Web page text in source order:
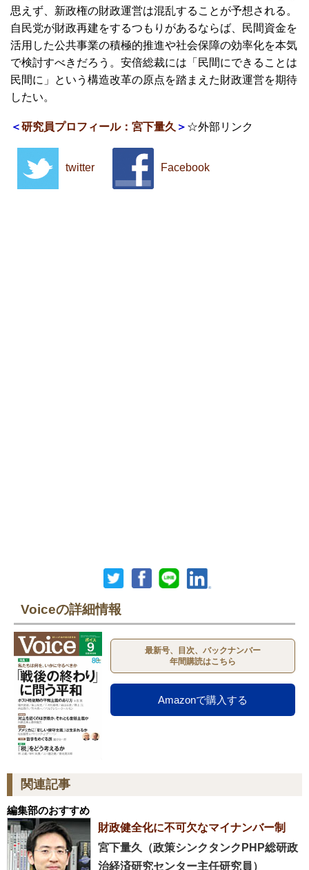
思えず、新政権の財政運営は混乱することが予想される。
自民党が財政再建をするつもりがあるならば、民間資金を
活用した公共事業の積極的推進や社会保障の効率化を本気
で検討すべきだろう。安倍総裁には「民間にできることは
民間に」という構造改革の原点を踏まえた財政運営を期待
したい。
＜研究員プロフィール：宮下量久 ＞ ☆外部リンク
twitter Facebook
Voiceの詳細情報
最新号、目次、バックナンバー
年間購読はこちら
Amazonで購入する
関連記事
編集部のおすすめ
財政健全化に不可欠なマイナンバー制
宮下量久（政策シンクタンクPHP総研政
治経済研究センター主任研究員）